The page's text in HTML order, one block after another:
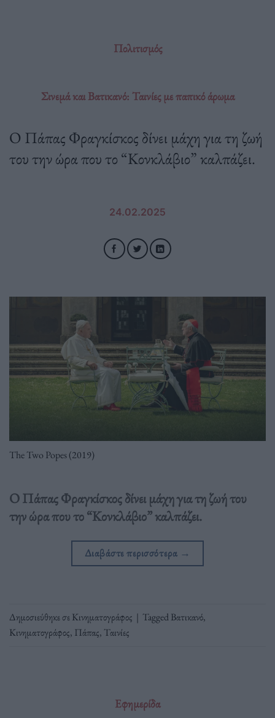
Πολιτισμός
Σινεμά και Βατικανό: Ταινίες με παπικό άρωμα
Ο Πάπας Φραγκίσκος δίνει μάχη για τη ζωή
του την ώρα που το “Κονκλάβιο” καλπάζει.
24.02.2025
The Two Popes (2019)
Ο Πάπας Φραγκίσκος δίνει μάχη για τη ζωή του
την ώρα που το “Κονκλάβιο” καλπάζει.
Διαβάστε περισσότερα →
Δημοσιεύθηκε σεΚινηματογράφος | TaggedΒατικανό,
Κινηματογράφος, Πάπας, Ταινίες
Εφημερίδα